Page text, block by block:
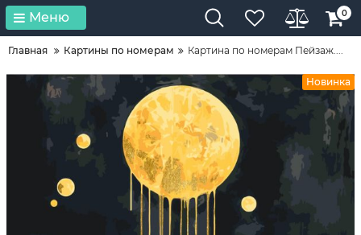
Меню 0
Главная Картины по номерам Картина по номерам Пейзаж....
Новинка